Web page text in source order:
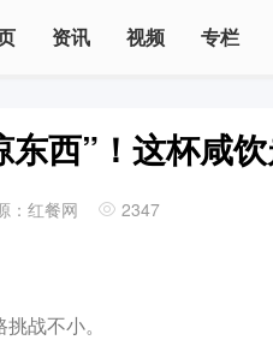
资讯 视频 专栏
西”！这杯咸
：红餐网 2347
战不小。